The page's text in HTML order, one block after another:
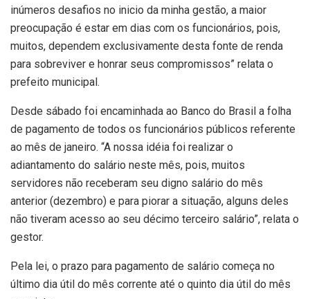
inúmeros desafios no inicio da minha gestão, a maior
preocupação é estar em dias com os funcionários, pois,
muitos, dependem exclusivamente desta fonte de renda
para sobreviver e honrar seus compromissos” relata o
prefeito municipal.
Desde sábado foi encaminhada ao Banco do Brasil a folha
de pagamento de todos os funcionários públicos referente
ao mês de janeiro. “A nossa idéia foi realizar o
adiantamento do salário neste mês, pois, muitos
servidores não receberam seu digno salário do mês
anterior (dezembro) e para piorar a situação, alguns deles
não tiveram acesso ao seu décimo terceiro salário”, relata o
gestor.
Pela lei, o prazo para pagamento de salário começa no
último dia útil do mês corrente até o quinto dia útil do mês